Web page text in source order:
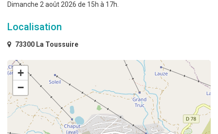
Dimanche 2 août 2026 de 15h à 17h.
Localisation
73300 La Toussuire
+
−